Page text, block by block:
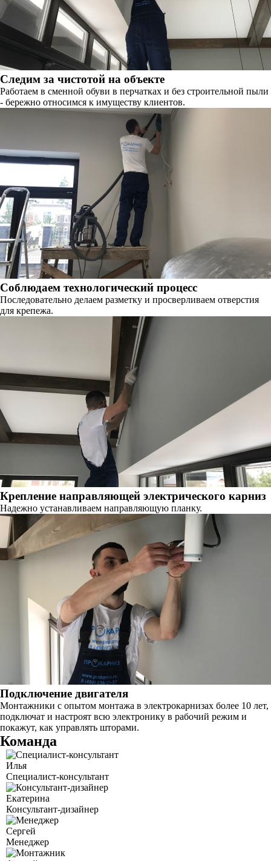
Следим за чистотой на объекте
Работаем в сменной обуви в перчатках и без строительной пыли
- бережно относимся к имуществу клиентов.
Соблюдаем технологический процесс
Последовательно делаем разметку и просверливаем отверстия
для крепежа.
Крепление направляющей электрического карниз
Надежно устанавливаем направляющую планку.
Подключение двигателя
Монтажники с опытом монтажа в электрокарнизах более 10 лет,
подключат и настроят всю электронику в рабочий режим и
покажут, как управлять шторами.
Команда
Илья
Специалист-консультант
Екатерина
Консультант-дизайнер
Сергей
Менеджер